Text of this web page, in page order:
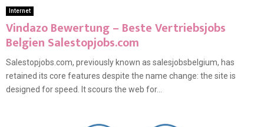
Internet
Vindazo Bewertung – Beste Vertriebsjobs
Belgien Salestopjobs.com
Salestopjobs.com, previously known as salesjobsbelgium, has
retained its core features despite the name change: the site is
designed for speed. It scours the web for...